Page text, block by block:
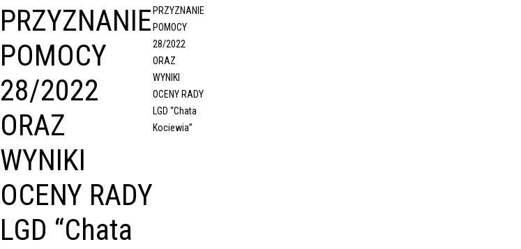
PRZYZNANIE
POMOCY
28/2022
ORAZ
WYNIKI
OCENY RADY
LGD “Chata
PRZYZNANIE
POMOCY
28/2022
ORAZ
WYNIKI
OCENY RADY
LGD “Chata
Kociewia”